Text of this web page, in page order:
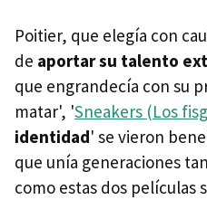
Poitier, que elegía con
de aportar su talento
que engrandecía con su
matar', 'Sneakers (Los
identidad' se vieron
que unía generaciones
como estas dos películas